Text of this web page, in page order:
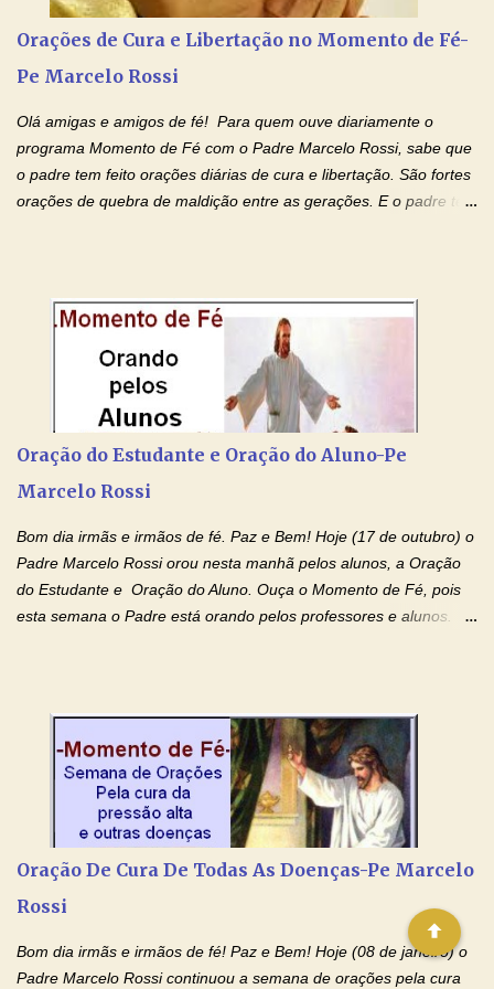
quarta feira, vamos orar pelas pessoas que sofrem com as
doenças do coração, NO SAGRADO CORAÇÃO DE JESUS E NO
Orações de Cura e Libertação no Momento de Fé-
Pe Marcelo Rossi
Olá amigas e amigos de fé! Para quem ouve diariamente o
programa Momento de Fé com o Padre Marcelo Rossi, sabe que
o padre tem feito orações diárias de cura e libertação. São fortes
orações de quebra de maldição entre as gerações. E o padre tem
por estas valiosas orações. Tenham um lindo fim de semana na
paz de Jesus Cristo e no amor de Maria Santíssima. Adriana-
Devoção e Fé Clique para acessar: Facebook Padre Marcelo
Rossi Site Padre Marcelo Rossi (para ouvir o Momento de Fé)
Tocai, Cura! E Restaura! "Jesus, no poder de Seu Nome, peço
agora que as águas do meu batismo fluam para trás através das
gerações, através de todas as raízes da minha árvore
genealógica. Que o Sangue de Jesus, purificador e vivificante,
Oração do Estudante e Oração do Aluno-Pe
Marcelo Rossi
Bom dia irmãs e irmãos de fé. Paz e Bem! Hoje (17 de outubro) o
Padre Marcelo Rossi orou nesta manhã pelos alunos, a Oração
do Estudante e Oração do Aluno. Ouça o Momento de Fé, pois
esta semana o Padre está orando pelos professores e alunos.
intelectualmente e espiritualmente para o dia da prova. Confie no
amor Ágape de Jesus e no amor materno de Nossa Senhora.
Fique com a paz de Jesus e o amor de Maria! Adriana-Devoção e
Fé Oração do Estudante I Senhor, eu sou estudante, e por sinal,
inteligente. Prova isto é o fato de eu estar aqui, conversando com
o Senhor. Obrigado pelo dom da inteligência e pela possibilidade
de estudar. Mas, como o Senhor sabe, a vida de estudante nem
sempre é fácil. A rotina cansa e o aprender exige uma série de
Oração De Cura De Todas As Doenças-Pe Marcelo
Rossi
Bom dia irmãs e irmãos de fé! Paz e Bem! Hoje (08 de janeiro) o
Padre Marcelo Rossi continuou a semana de orações pela cura